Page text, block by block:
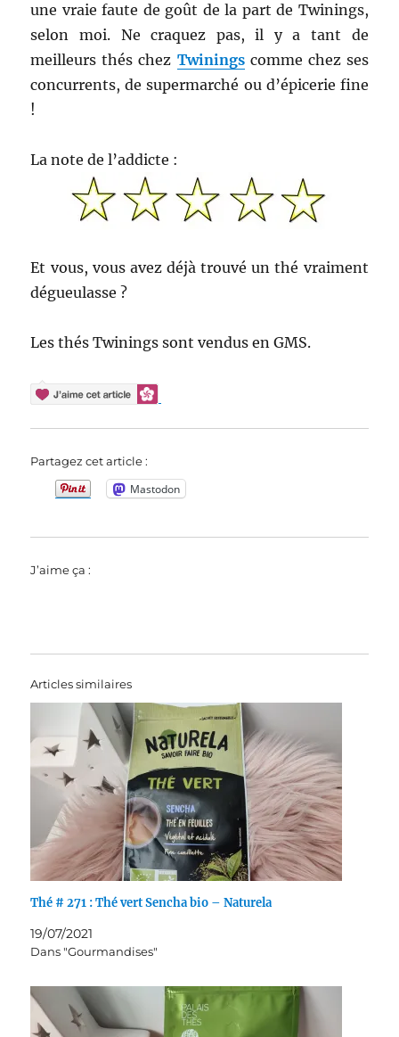
une vraie faute de goût de la part de Twinings,
selon moi. Ne craquez pas, il y a tant de
meilleurs thés chez Twiningscomme chez ses
concurrents, de supermarché ou d’épicerie fine
!
La note de l’addicte :
Et vous, vous avez déjà trouvé un thé vraiment
dégueulasse ?
Les thés Twinings sont vendus en GMS.
Partagez cet article :
Mastodon
J’aime ça :
Articles similaires
Thé # 271 : Thé vert Sencha bio – Naturela
19/07/2021
Dans "Gourmandises"